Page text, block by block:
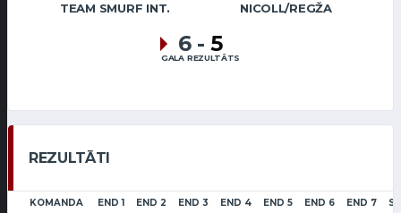
TEAM SMURF INT. NICOLL/REGŽA
6 - 5
GALA REZULTĀTS
REZULTĀTI
KOMANDA END 1 END 2 END 3 END 4 END 5 END 6 END 7